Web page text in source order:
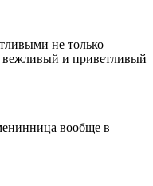
не только
вежливый и приветливый
вообще в